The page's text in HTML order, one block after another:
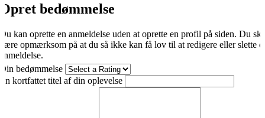
bedømmelse
kan oprette en anmeldelse uden at oprette en profil på siden. Du
opmærksom på at du så ikke kan få lov til at redigere eller slette
bedømmelse
kortfattet titel af din oplevelse